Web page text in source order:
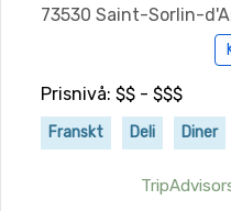
73530 Saint-Sorlin-
Prisnivå: $$ - $$$
Franskt Deli Diner